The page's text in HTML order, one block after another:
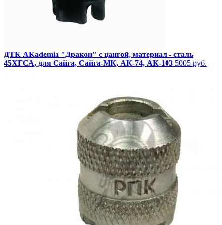
ДТК AKademia "Дракон" с цангой, материал - сталь
45ХГСА, для Сайга, Сайга-МК, АК-74, АК-103 5005 руб.